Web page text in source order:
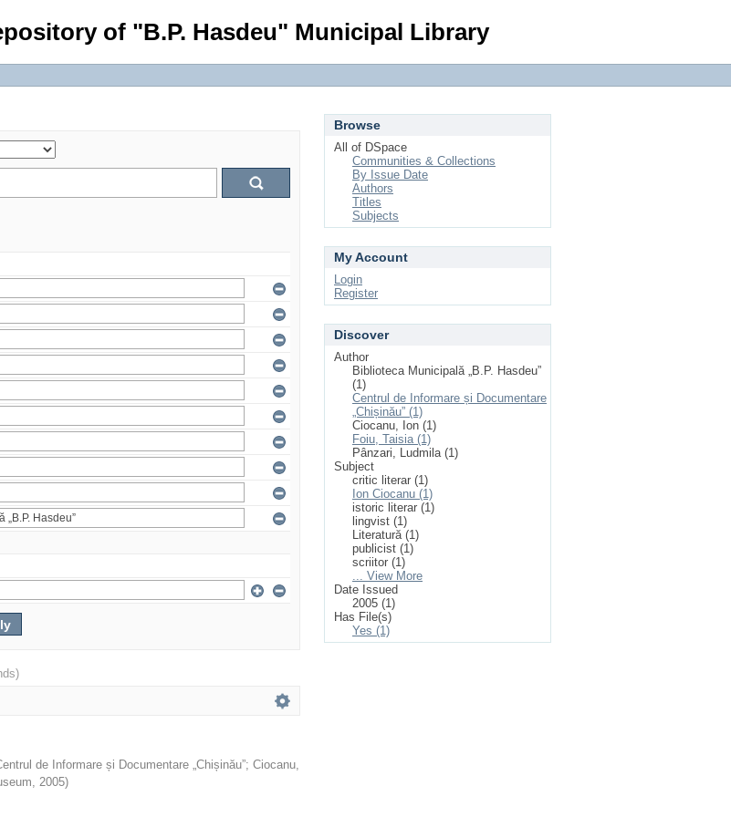
of "B.P. Hasdeu" Municipal Library
de Informare și Documentare „Chișinău”; Ciocanu,
, 2005)
Browse
All of DSpace
Communities & Collections
By Issue Date
Authors
Titles
Subjects
My Account
Login
Register
Discover
Author
Biblioteca Municipală „B.P. Hasdeu”
(1)
Centrul de Informare și Documentare
„Chișinău” (1)
Ciocanu, Ion (1)
Foiu, Taisia (1)
Pânzari, Ludmila (1)
Subject
critic literar (1)
Ion Ciocanu (1)
istoric literar (1)
lingvist (1)
Literatură (1)
publicist (1)
scriitor (1)
... View More
Date Issued
2005 (1)
Has File(s)
Yes (1)